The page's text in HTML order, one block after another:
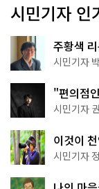
시민기자 인
주황색
서울둘레
시민기자
"편의점
한 편의점
시민기자
이것이
나볼까
시민기자